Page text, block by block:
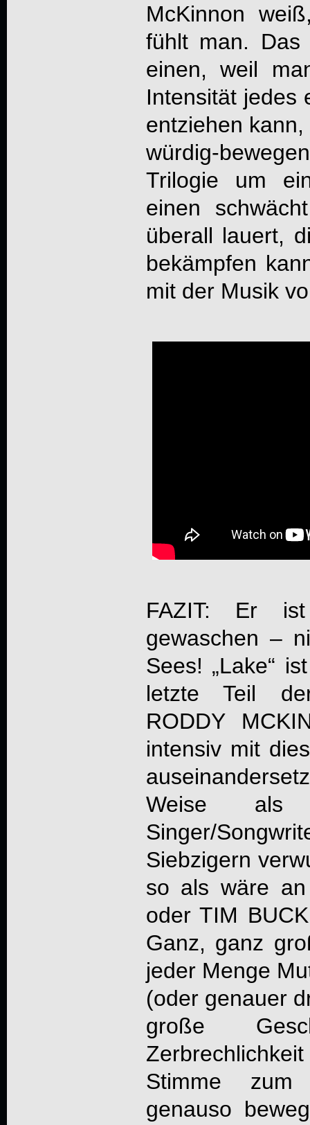
McKinnon
fühlt man.
einen, weil
Intensität jedes
entziehen kann,
würdig-
Trilogie um
einen
überall lauert,
bekämpfen
mit der Musik
FAZIT: Er
gewaschen –
Sees! „Lake“
letzte Teil
RODDY
intensiv mit
Weise
Singer/
Siebzigern
so als wäre
oder TIM
Ganz, ganz
jeder Menge
(oder genauer
große
Stimme
genauso